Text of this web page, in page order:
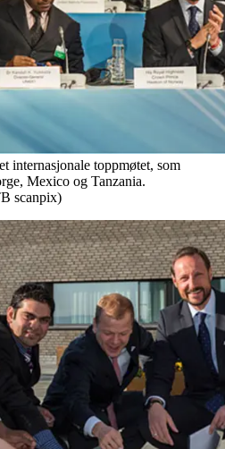
internasjonale toppmøtet, som
Mexico og Tanzania.
scanpix)